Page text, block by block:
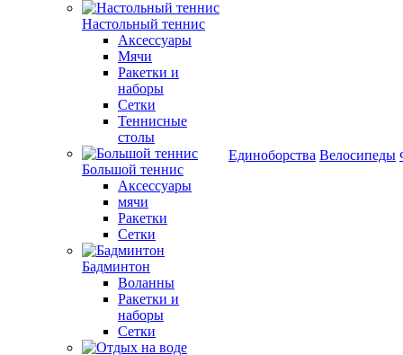
Настольный теннис
Аксессуары
Мячи
Ракетки и
наборы
Сетки
Теннисные
столы
Большой теннис
Аксессуары
мячи
Ракетки
Сетки
Бадминтон
Воланны
Ракетки и
наборы
Сетки
Единоборства Велосипеды